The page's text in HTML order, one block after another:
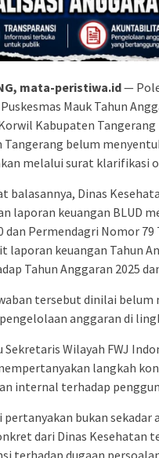
mata-peristiwa.id—
Puskesmas Mauk Tahun
Kabupaten
Tangerang belum
melalui surat klarifikasi
balasannya, Dinas
laporan keuangan BLUD
dan Permendagri Nomor
laporan keuangan Tahun
Tahun Anggaran 2025
tersebut dinilai
anggaran di
Sekretaris Wilayah FWJ
langkah
internal terhadap
pertanyakan bukan
dari Dinas Kesehatan